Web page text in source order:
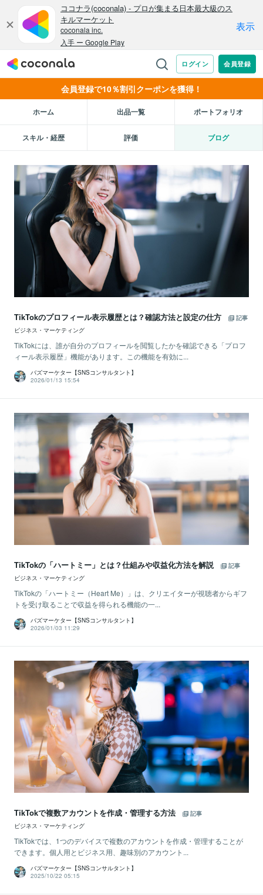
会員登録で10％割引クーポンを獲得！
ホーム 出品一覧 ポートフォリオ
スキル・経歴 評価 ブログ
TikTokのプロフィール表示履歴とは？確認方法と設定の仕方
記事
ビジネス・マーケティング
TikTokには、誰が自分のプロフィールを閲覧したかを確認できる「プロフ
ィール表示履歴」機能があります。この機能を有効に...
バズマーケター【SNSコンサルタント】
2026/01/13 15:54
TikTokの「ハートミー」とは？仕組みや収益化方法を解説
記事
ビジネス・マーケティング
TikTokの「ハートミー（Heart Me）」は、クリエイターが視聴者からギフ
トを受け取ることで収益を得られる機能の一...
バズマーケター【SNSコンサルタント】
2026/01/03 11:29
TikTokで複数アカウントを作成・管理する方法
記事
ビジネス・マーケティング
TikTokでは、1つのデバイスで複数のアカウントを作成・管理することが
できます。個人用とビジネス用、趣味別のアカウント...
バズマーケター【SNSコンサルタント】
2025/10/22 05:15